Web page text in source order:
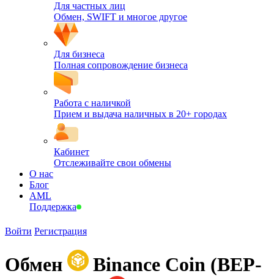
Для частных лиц
Обмен, SWIFT и многое другое
Для бизнеса
Полная сопровождение бизнеса
Работа с наличкой
Прием и выдача наличных в 20+ городах
Кабинет
Отслеживайте свои обмены
О нас
Блог
AML
Поддержка
Войти Регистрация
Обмен
Binance Coin (BEP-